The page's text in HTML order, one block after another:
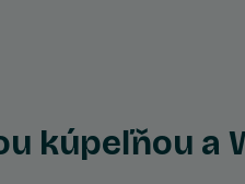
kúpeľňou a